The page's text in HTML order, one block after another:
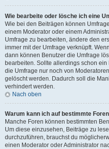
Wie bearbeite oder lösche ich eine
Wie bei den Beiträgen können
einem Moderator oder einem
Umfrage zu bearbeiten, ändere den
immer mit der Umfrage verknüpft.
dann können Benutzer die Umfrage
bearbeiten. Sollte allerdings schon
die Umfrage nur noch von
gelöscht werden. Dadurch soll die
verhindert werden.
Nach oben
Warum kann ich auf bestimmte
Manche Foren können bestimmten
Um diese einzusehen, Beiträge zu
durchzuführen, brauchst du
einen Moderator oder Administrator